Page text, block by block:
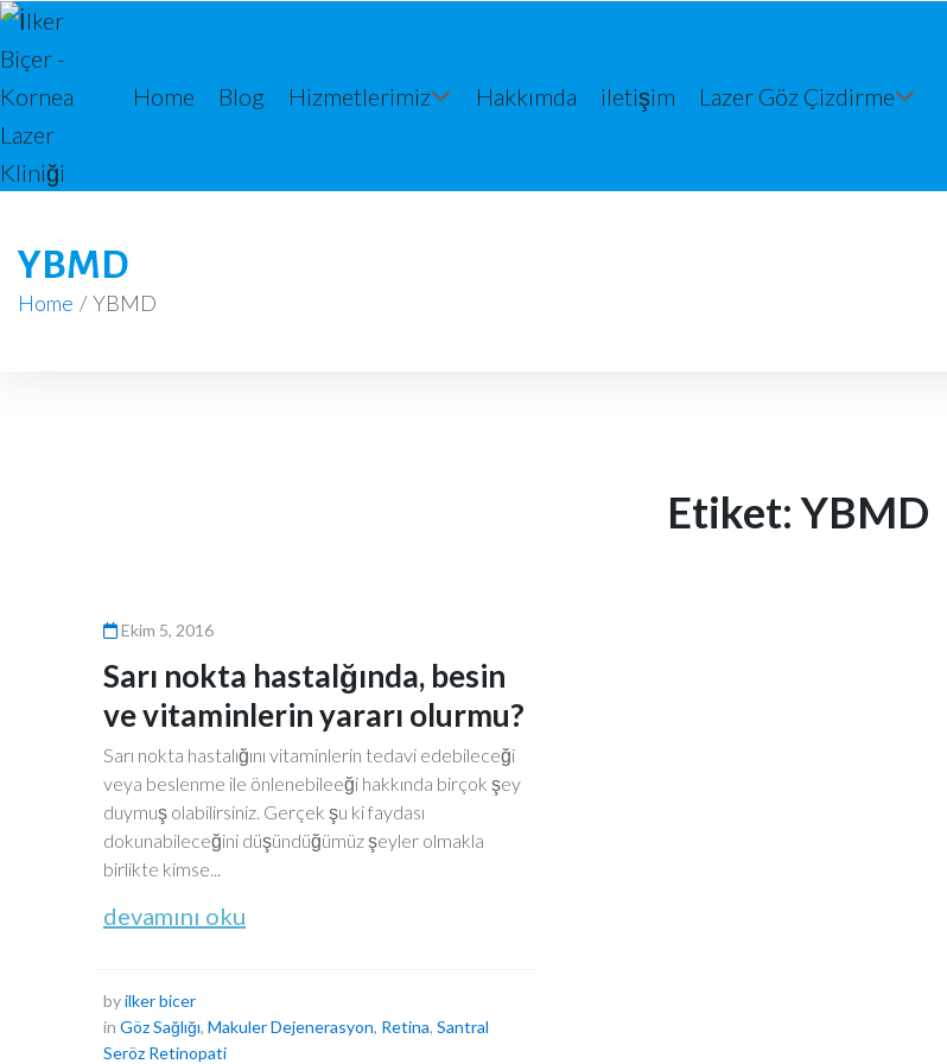
Home Blog Hizmetlerimiz Hakkımda iletişim Lazer Göz Çizdirme
YBMD
Home / YBMD
Etiket:YBMD
Ekim 5, 2016
Sarı nokta hastalğında, besin
ve vitaminlerin yararı olurmu?
Sarı nokta hastalığını vitaminlerin tedavi edebileceği
veya beslenme ile önlenebileeği hakkında birçok şey
duymuş olabilirsiniz. Gerçek şu ki faydası
dokunabileceğini düşündüğümüz şeyler olmakla
birlikte kimse...
devamını oku
byilker bicer
in Göz Sağlığı, Makuler Dejenerasyon, Retina, Santral
Seröz Retinopati